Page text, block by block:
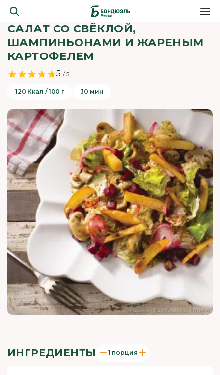
САЛАТ СО СВЁКЛОЙ,
ШАМПИНЬОНАМИ И ЖАРЕНЫМ
КАРТОФЕЛЕМ
5 / 5
120 Ккал / 100 г 30 мин
ИНГРЕДИЕНТЫ 1 порция